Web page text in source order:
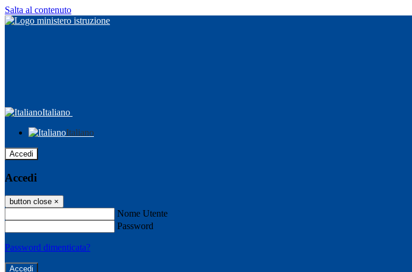
Salta al contenuto
Italiano
Italiano
Accedi
Accedi
button close ×
Nome Utente
Password
Password dimenticata?